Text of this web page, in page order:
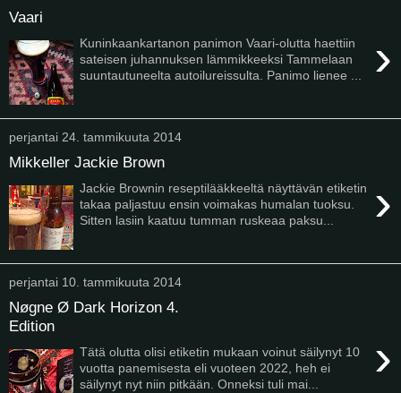
Vaari
›
Kuninkaankartanon panimon Vaari-olutta haettiin
sateisen juhannuksen lämmikkeeksi Tammelaan
suuntautuneelta autoilureissulta. Panimo lienee ...
perjantai 24. tammikuuta 2014
Mikkeller Jackie Brown
›
Jackie Brownin reseptilääkkeeltä näyttävän etiketin
takaa paljastuu ensin voimakas humalan tuoksu.
Sitten lasiin kaatuu tumman ruskeaa paksu...
perjantai 10. tammikuuta 2014
Nøgne Ø Dark Horizon 4.
Edition
›
Tätä olutta olisi etiketin mukaan voinut säilynyt 10
vuotta panemisesta eli vuoteen 2022, heh ei
säilynyt nyt niin pitkään. Onneksi tuli mai...